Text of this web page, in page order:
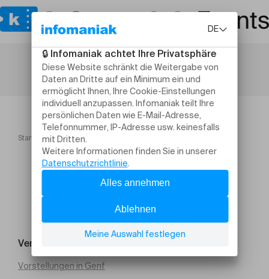
Startseite Sustainable IT Day Morocco 2026
Veranstaltung suchen
Vorstellungen in Genf